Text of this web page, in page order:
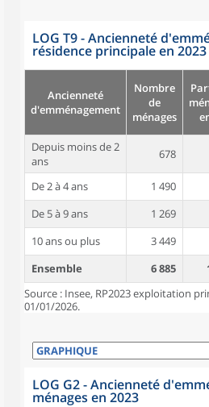
LOG T9 - Ancienneté
résidence principale en 2023
Ancienneté
d'emménagement
Nombre
de
ménages
Depuis moins de 2
ans
678
De 2 à 4 ans 1 490
De 5 à 9 ans
1 269
10 ans ou plus
3 449
Ensemble
6 885
Source : Insee, RP2023 exploitation
01/01/2026.
LOG G2 - Ancienneté
ménages en 2023